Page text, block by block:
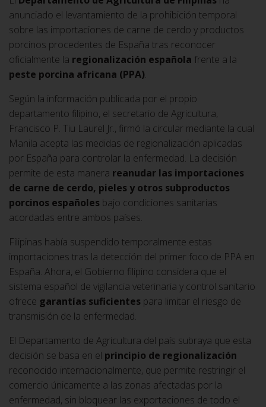
anunciado el levantamiento de la prohibición temporal
sobre las importaciones de carne de cerdo y productos
porcinos procedentes de España tras reconocer
oficialmente la regionalización española frente a la
peste porcina africana (PPA).
Según la información publicada por el propio
departamento filipino, el secretario de Agricultura,
Francisco P. Tiu Laurel Jr., firmó la circular mediante la cual
Manila acepta las medidas de regionalización aplicadas
por España para controlar la enfermedad. La decisión
permite de esta manera reanudar las importaciones
de carne de cerdo, pieles y otros subproductos
porcinos españoles bajo condiciones sanitarias
acordadas entre ambos países.
Filipinas había suspendido temporalmente estas
importaciones tras la detección del primer foco de PPA en
España. Ahora, el Gobierno filipino considera que el
sistema español de vigilancia veterinaria y control sanitario
ofrece garantías suficientes para limitar el riesgo de
transmisión de la enfermedad.
El Departamento de Agricultura del país subraya que esta
decisión se basa en el principio de regionalización
reconocido internacionalmente, que permite restringir el
comercio únicamente a las zonas afectadas por la
enfermedad, sin bloquear las exportaciones de todo el